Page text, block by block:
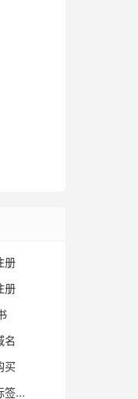
册
册
名
买
签...